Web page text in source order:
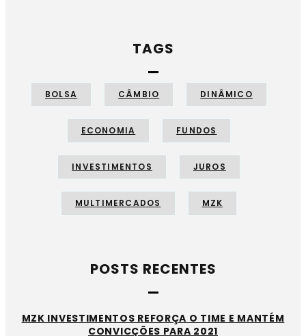
TAGS
BOLSA CÂMBIO DINÂMICO
ECONOMIA FUNDOS
INVESTIMENTOS JUROS
MULTIMERCADOS MZK
POSTS RECENTES
MZK INVESTIMENTOS REFORÇA O TIME E MANTÉM
CONVICÇÕES PARA 2021